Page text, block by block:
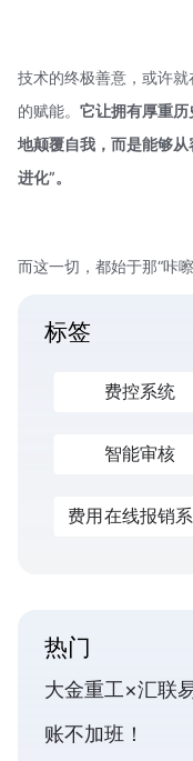
技术的终极善意，或许
的赋能。 它让拥有厚重
地颠覆自我，而是能够
进化”。
而这一切，都始于那“咔
标签
费控系统
智能审核
费用在线报销
热门
大金重工×汇联
账不加班！